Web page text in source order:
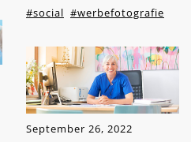
#social #werbefotografie
September 26, 2022